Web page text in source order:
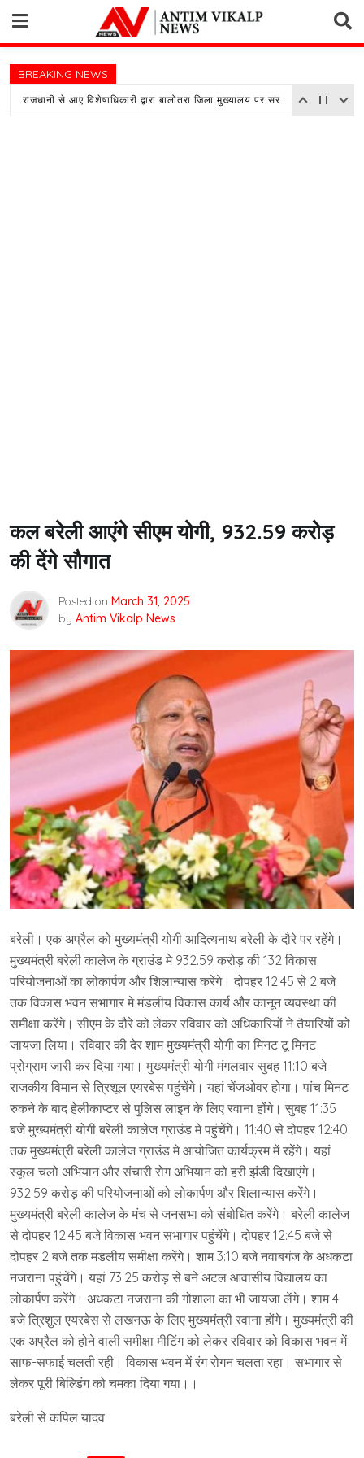
content
BREAKING NEWS
राजधानी से आए विशेषाधिकारी द्वारा बालोतरा जिला मुख्यालय पर सरकारी अस्पताल का किया औचक निरीक्षण
कल बरेली आएंगे सीएम योगी, 932.59 करोड़
की देंगे सौगात
Posted on March 31, 2025
by Antim Vikalp News
बरेली। एक अप्रैल को मुख्यमंत्री योगी आदित्यनाथ बरेली के दौरे पर रहेंगे।
मुख्यमंत्री बरेली कालेज के ग्राउंड मे 932.59 करोड़ की 132 विकास
परियोजनाओं का लोकार्पण और शिलान्यास करेंगे। दोपहर 12:45 से 2 बजे
तक विकास भवन सभागार मे मंडलीय विकास कार्य और कानून व्यवस्था की
समीक्षा करेंगे। सीएम के दौरे को लेकर रविवार को अधिकारियों ने तैयारियों को
जायजा लिया। रविवार की देर शाम मुख्यमंत्री योगी का मिनट टू मिनट
प्रोग्राम जारी कर दिया गया। मुख्यमंत्री योगी मंगलवार सुबह 11:10 बजे
राजकीय विमान से त्रिशूल एयरबेस पहुंचेंगे। यहां चेंजओवर होगा। पांच मिनट
रुकने के बाद हेलीकाप्टर से पुलिस लाइन के लिए रवाना होंगे। सुबह 11:35
बजे मुख्यमंत्री योगी बरेली कालेज ग्राउंड मे पहुंचेंगे। 11:40 से दोपहर 12:40
तक मुख्यमंत्री बरेली कालेज ग्राउंड मे आयोजित कार्यक्रम में रहेंगे। यहां
स्कूल चलो अभियान और संचारी रोग अभियान को हरी झंडी दिखाएंगे।
932.59 करोड़ की परियोजनाओं को लोकार्पण और शिलान्यास करेंगे।
मुख्यमंत्री बरेली कालेज के मंच से जनसभा को संबोधित करेंगे। बरेली कालेज
से दोपहर 12:45 बजे विकास भवन सभागार पहुंचेंगे। दोपहर 12:45 बजे से
दोपहर 2 बजे तक मंडलीय समीक्षा करेंगे। शाम 3:10 बजे नवाबगंज के अधकटा
नजराना पहुंचेंगे। यहां 73.25 करोड़ से बने अटल आवासीय विद्यालय का
लोकार्पण करेंगे। अधकटा नजराना की गोशाला का भी जायजा लेंगे। शाम 4
बजे त्रिशुल एयरबेस से लखनऊ के लिए मुख्यमंत्री रवाना होंगे। मुख्यमंत्री की
एक अप्रैल को होने वाली समीक्षा मीटिंग को लेकर रविवार को विकास भवन में
साफ-सफाई चलती रही। विकास भवन में रंग रोगन चलता रहा। सभागार से
लेकर पूरी बिल्डिंग को चमका दिया गया।।
बरेली से कपिल यादव